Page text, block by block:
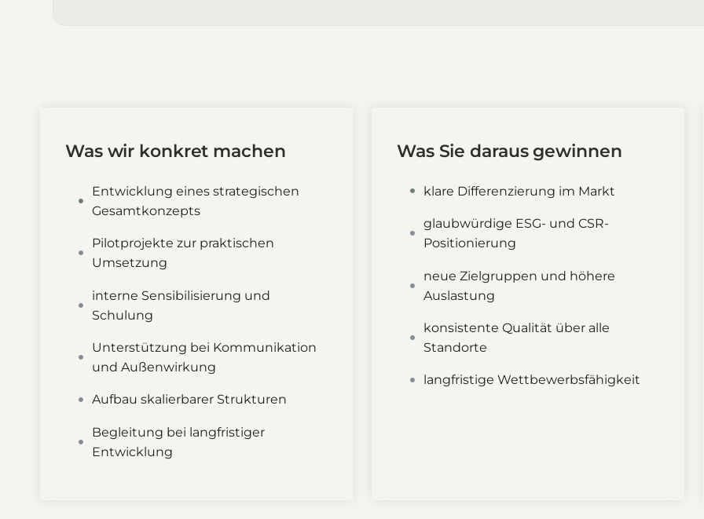
Was wir konkret machen
Entwicklung eines strategischen
Gesamtkonzepts
Pilotprojekte zur praktischen
Umsetzung
interne Sensibilisierung und
Schulung
Unterstützung bei Kommunikation
und Außenwirkung
Aufbau skalierbarer Strukturen
Begleitung bei langfristiger
Entwicklung
Was Sie daraus gewinnen
klare Differenzierung im Markt
glaubwürdige ESG- und CSR-
Positionierung
neue Zielgruppen und höhere
Auslastung
konsistente Qualität über alle
Standorte
langfristige Wettbewerbsfähigkeit